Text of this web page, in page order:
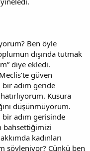
Ben öyle
dışında tutmak
diye ekledi.
güven
adım geride
Kusura
düşünmüyorum.
bir adım gerisinde
bahsettiğimizi
kadınları
söyleniyor? Çünkü ben